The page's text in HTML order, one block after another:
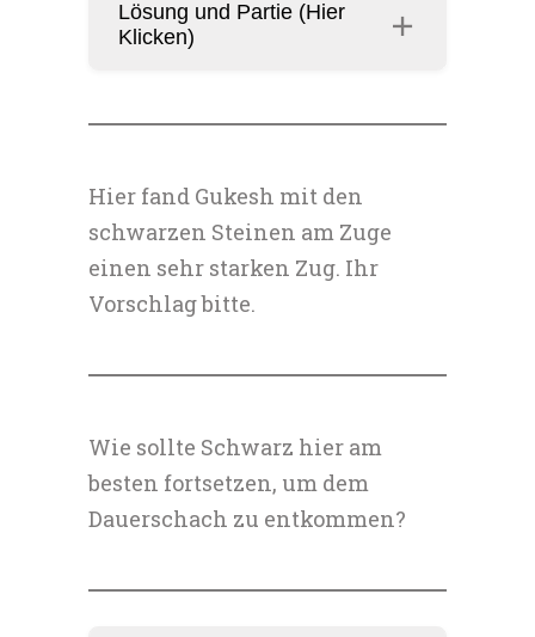
Lösung und Partie (Hier
Klicken)
Hier fand Gukesh mit den
schwarzen Steinen am Zuge
einen sehr starken Zug. Ihr
Vorschlag bitte.
Wie sollte Schwarz hier am
besten fortsetzen, um dem
Dauerschach zu entkommen?